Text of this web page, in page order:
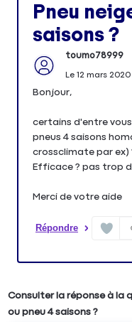
Pneu
saisons ?
toumo78999
Le 12 mars 2020
Bonjour,
certains d'entre vous
pneus 4 saisons
crossclimate par ex)
Efficace ? pas trop
Merci de votre aide
Répondre
Consulter la réponse à la
ou pneu 4 saisons ?